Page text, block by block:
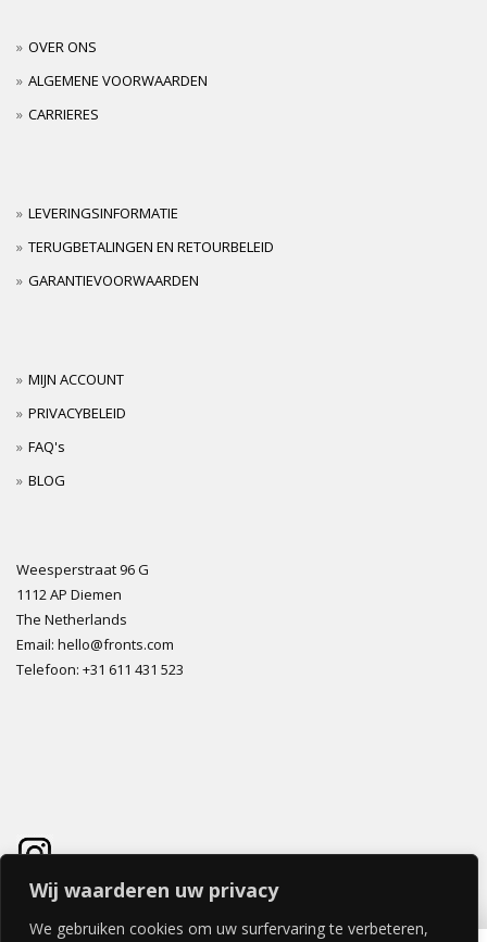
Wij waarderen uw privacy
We gebruiken cookies om uw surfervaring te verbeteren,
OVER ONS
ALGEMENE VOORWAARDEN
CARRIERES
LEVERINGSINFORMATIE
TERUGBETALINGEN EN RETOURBELEID
GARANTIEVOORWAARDEN
MIJN ACCOUNT
PRIVACYBELEID
FAQ's
BLOG
Weesperstraat 96 G
1112 AP Diemen
The Netherlands
Email: hello@fronts.com
Telefoon: +31 611 431 523